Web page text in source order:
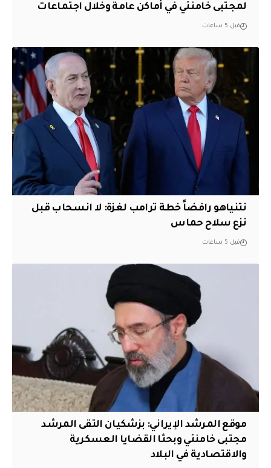
لمجتبى خامنئي في أماكن عامة وخلال اجتماعات
قبل 5 ساعات
نتنياهو رافضاً خطة ترامب لغزة: لا انسحاب قبل
نزع سلاح حماس
قبل 5 ساعات
موقع المرشد الإيراني: بزشكيان التقى المرشد
مجتبى خامنئي وبحثا القضايا العسكرية
والاقتصادية في البلاد